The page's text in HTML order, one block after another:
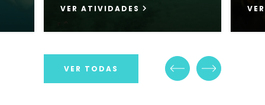
VER ATIVIDADES
VER TODAS